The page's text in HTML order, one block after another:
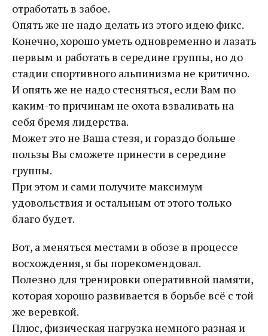
отработать в забое.
Опять же не надо делать из этого идею фикс.
Конечно, хорошо уметь одновременно и лазать
первым и работать в середине группы, но до
стадии спортивного альпинизма не критично.
И опять же не надо стесняться, если Вам по
каким-то причинам не охота взваливать на
себя бремя лидерства.
Может это не Ваша стезя, и гораздо больше
пользы Вы сможете принести в середине
группы.
При этом и сами получите максимум
удовольствия и остальным от этого только
благо будет.
Вот, а меняться местами в обозе в процессе
восхождения, я бы порекомендовал.
Полезно для тренировки оперативной памяти,
которая хорошо развивается в борьбе всё с той
же веревкой.
Плюс, физическая нагрузка немного разная и